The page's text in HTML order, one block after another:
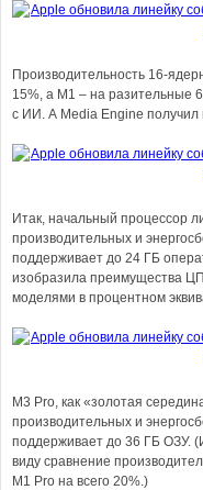
Производительность 16-
15%, а M1 – на разительные
с ИИ. А Media Engine получил
Итак, начальный процессор
производительных и
поддерживает до 24 ГБ
изобразила преимущества
моделями в процентном
M3 Pro, как «золотая
производительных и
поддерживает до 36 ГБ ОЗУ.
виду сравнение
M1 Pro на всего 20%.)